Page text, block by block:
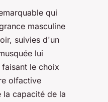
qui
masculine
suivies d'un
lui
le choix
olfactive
la capacité de la